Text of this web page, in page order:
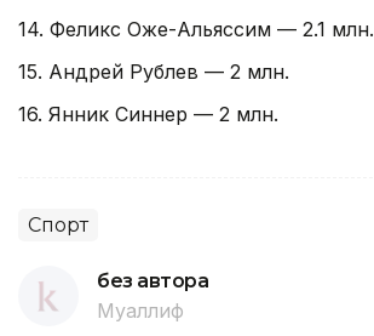
14. Феликс Оже-Альяссим — 2.1 млн.
15. Андрей Рублев — 2 млн.
16. Янник Синнер — 2 млн.
Спорт
без автора
Муаллиф